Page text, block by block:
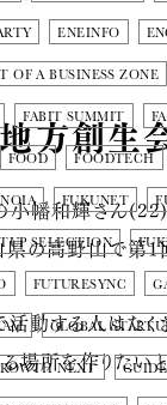
ENEINFO
OF A BUSINESS ZONE
FABIT SUMMIT
FOOD FOODTECH
FUKUNET
SELECTION
FUTURESYNC
GLOBAL
NEXT
方創生
幡和輝さん(22)
の高野山で第1
動する人はたく
場所を作りた